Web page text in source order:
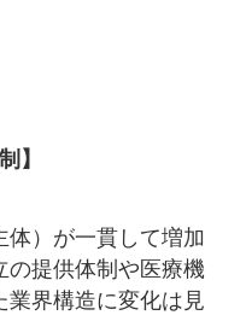
】
）が一貫して増加
の提供体制や医療機
業界構造に変化は見